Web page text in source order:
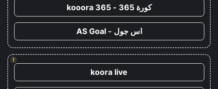
كورة 365 - kooora 365
اس جول - AS Goal
!
koora live